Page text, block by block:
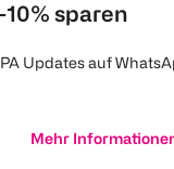
sparen
Updates auf
Mehr